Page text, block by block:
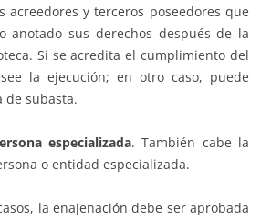
acreedores y terceros poseedores que
anotado sus derechos después de la
Si se acredita el cumplimiento del
la ejecución; en otro caso, puede
de subasta.
especializada. También cabe la
o entidad especializada.
la enajenación debe ser aprobada